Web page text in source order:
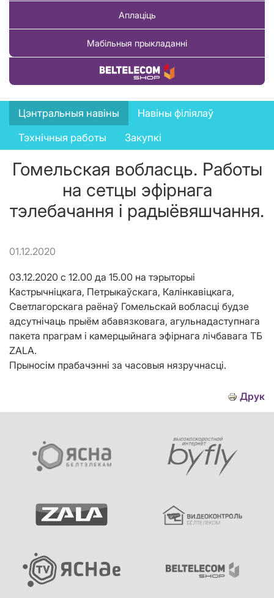
Аплаціць
Мабільныя прыкладанні
Купіць тавар
News
menu
Цэнтральныя навіны
Навіны філіялаў
Тэхнічныя работы
Закупкі
Гомельская вобласць. Работы
на сетцы эфірнага
тэлебачання і радыёвяшчання.
01.12.2020
03.12.2020 c 12.00 да 15.00 на тэрыторыі
Кастрычніцкага, Петрыкаўскага, Калінкавіцкага,
Светлагорскага раёнаў Гомельскай вобласці будзе
адсутнічаць прыём абавязковага, агульнадаступнага
пакета праграм і камерцыйнага эфірнага лічбавага ТБ
ZALA.
Прыносім прабачэнні за часовыя нязручнасці.
Друк